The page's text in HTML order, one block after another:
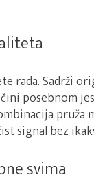
rada. Sadrži
posebnom
pruža
signal bez
svima